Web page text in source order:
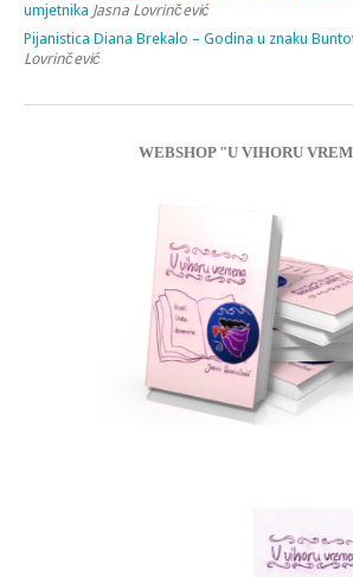
umjetnika Jasna Lovrinčević
Pijanistica Diana Brekalo – Godina u znaku
Lovrinčević
WEBSHOP "U VIHORU